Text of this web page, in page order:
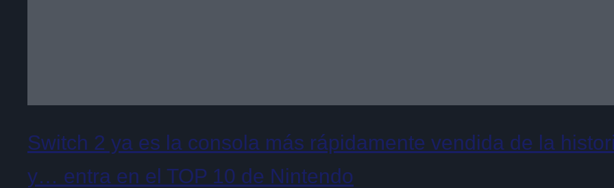
Switch 2 ya es la consola más rápidamente vendida de la
y… entra en el TOP 10 de Nintendo